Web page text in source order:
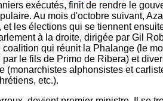
exécutés, finit de rendre le
Au mois d'octobre suivant,
et les élections qui se tiennent
à la droite, dirigée par Gil
coalition qui réunit la Phalange (le
par le fils de Primo de Ribera) et
(monarchistes alphonsistes et
etc.).